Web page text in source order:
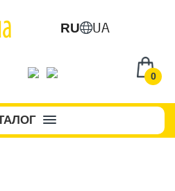
RU UA
0